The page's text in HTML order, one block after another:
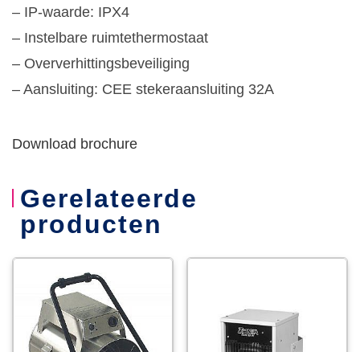
– IP-waarde: IPX4
– Instelbare ruimtethermostaat
– Oververhittingsbeveiliging
– Aansluiting: CEE stekeraansluiting 32A
Download brochure
Gerelateerde
producten